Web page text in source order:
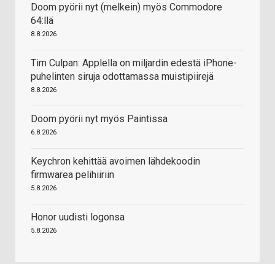
Doom pyörii nyt (melkein) myös Commodore
64:llä
8.8.2026
Tim Culpan: Applella on miljardin edestä iPhone-
puhelinten siruja odottamassa muistipiirejä
8.8.2026
Doom pyörii nyt myös Paintissa
6.8.2026
Keychron kehittää avoimen lähdekoodin
firmwarea pelihiiriin
5.8.2026
Honor uudisti logonsa
5.8.2026